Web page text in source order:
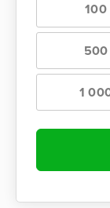
100
500
1